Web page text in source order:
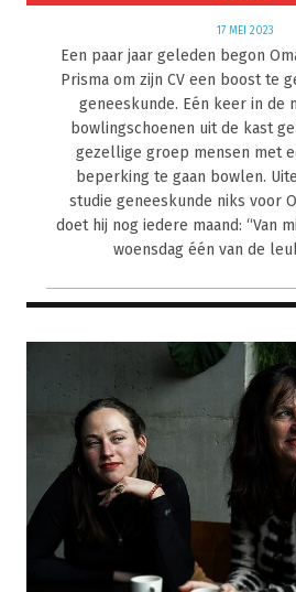
17 MEI 2023
Een paar jaar geleden begon
Prisma om zijn CV een boost te
geneeskunde. Eén keer in de
bowlingschoenen uit de kast
gezellige groep mensen met
beperking te gaan bowlen.
studie geneeskunde niks voor
doet hij nog iedere maand: “Van
woensdag één van de